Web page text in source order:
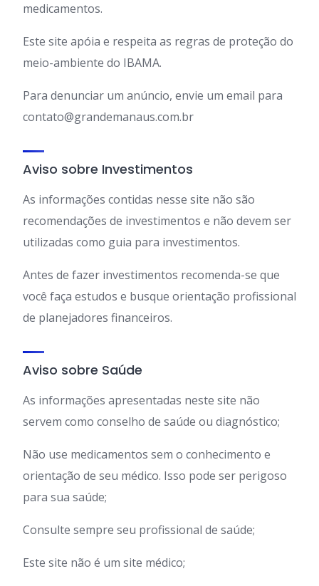
medicamentos.
Este site apóia e respeita as regras de proteção do
meio-ambiente do IBAMA.
Para denunciar um anúncio, envie um email para
contato@grandemanaus.com.br
Aviso sobre Investimentos
As informações contidas nesse site não são
recomendações de investimentos e não devem ser
utilizadas como guia para investimentos.
Antes de fazer investimentos recomenda-se que
você faça estudos e busque orientação profissional
de planejadores financeiros.
Aviso sobre Saúde
As informações apresentadas neste site não
servem como conselho de saúde ou diagnóstico;
Não use medicamentos sem o conhecimento e
orientação de seu médico. Isso pode ser perigoso
para sua saúde;
Consulte sempre seu profissional de saúde;
Este site não é um site médico;